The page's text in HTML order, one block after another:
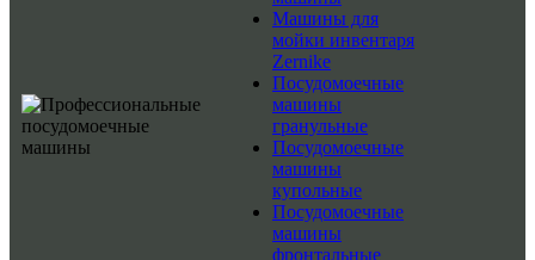
Машины для
мойки инвентаря
Zernike
Посудомоечные
машины
гранульные
Посудомоечные
машины
купольные
Посудомоечные
машины
фронтальные